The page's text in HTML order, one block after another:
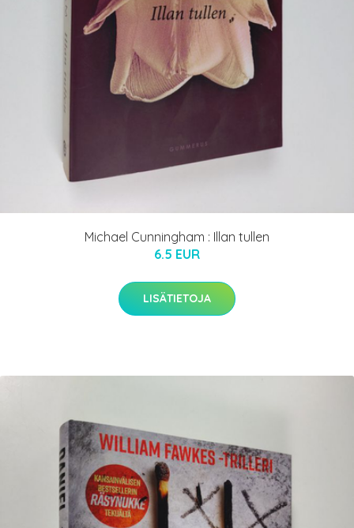
Michael Cunningham : Illan tullen
6.5 EUR
LISÄTIETOJA